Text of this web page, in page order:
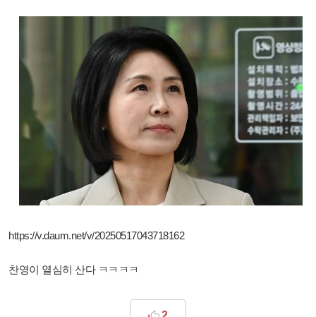
https://v.daum.net/v/20250517043718162
찬영이 열심히 산다 ㅋㅋㅋㅋ